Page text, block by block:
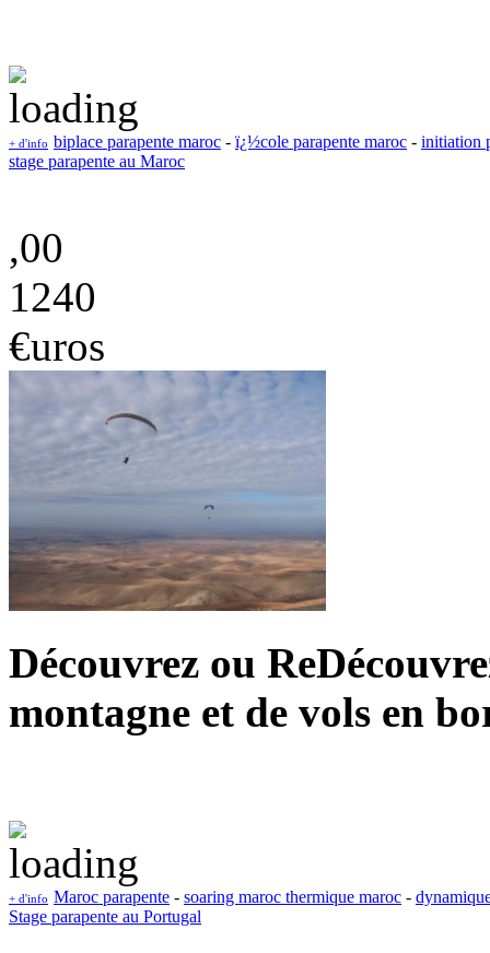
+ d'info biplace parapente maroc - ï¿½cole parapente maroc - initiation
stage parapente au Maroc
,00
1240
€uros
Découvrez ou
montagne et de vols en
+ d'info Maroc parapente - soaring maroc thermique maroc -
Stage parapente au Portugal